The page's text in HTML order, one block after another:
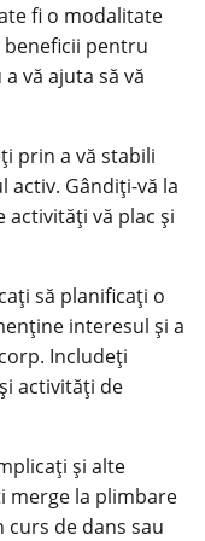
fi o modalitate
beneficii pentru
vă ajuta să vă
prin a vă stabili
activ. Gândiți-vă la
activități vă plac și
să planificați o
interesul și a
Includeți
activități de
și alte
merge la plimbare
de dans sau